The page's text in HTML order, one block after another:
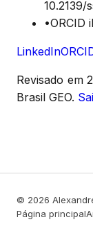
10.2139/
•ORCID
LinkedIn
Revisado em
Brasil GEO.
© 2026
Página principal